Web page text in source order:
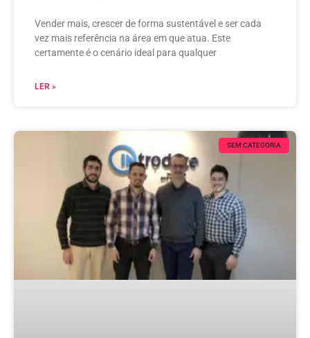
Vender mais, crescer de forma sustentável e ser cada
vez mais referência na área em que atua. Este
certamente é o cenário ideal para qualquer
LER »
SEM CATEGORIA